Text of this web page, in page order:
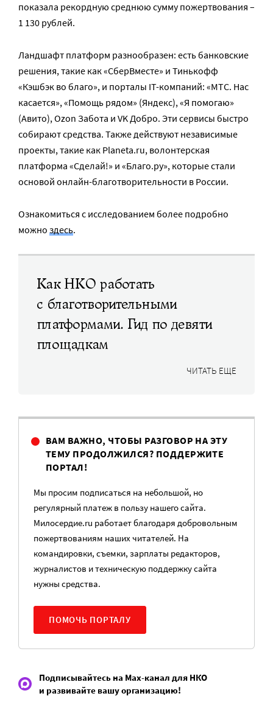
показала рекордную среднюю сумму пожертвования –
1 130 рублей.
Ландшафт платформ разнообразен: есть банковские
решения, такие как «СберВместе» и Тинькофф
«Кэшбэк во благо», и порталы IT-компаний: «МТС. Нас
касается», «Помощь рядом» (Яндекс), «Я помогаю»
(Авито), Ozon Забота и VK Добро. Эти сервисы быстро
собирают средства. Также действуют независимые
проекты, такие как Planeta.ru, волонтерская
платформа «Сделай!» и «Благо.ру», которые стали
основой онлайн-благотворительности в России.
Ознакомиться с исследованием более подробно
можно здесь.
Как НКО работать
с благотворительными
платформами. Гид по девяти
площадкам
ЧИТАТЬ ЕЩЕ
ВАМ ВАЖНО, ЧТОБЫ РАЗГОВОР НА ЭТУ
ТЕМУ ПРОДОЛЖИЛСЯ? ПОДДЕРЖИТЕ
ПОРТАЛ!
Мы просим подписаться на небольшой, но
регулярный платеж в пользу нашего сайта.
Милосердие.ru работает благодаря добровольным
пожертвованиям наших читателей. На
командировки, съемки, зарплаты редакторов,
журналистов и техническую поддержку сайта
нужны средства.
ПОМОЧЬ ПОРТАЛУ
Подписывайтесь на Max-канал для НКО
и развивайте вашу организацию!